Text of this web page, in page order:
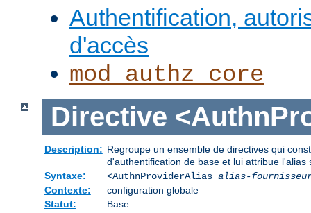
Authentification,
d'accès
mod_authz_core
Directive
Description: Regroupe un ensemble de directives qui
d'authentification de base et lui attribue l'alias
Syntaxe:
<AuthnProviderAlias alias-
Contexte:
configuration globale
Statut:
Base